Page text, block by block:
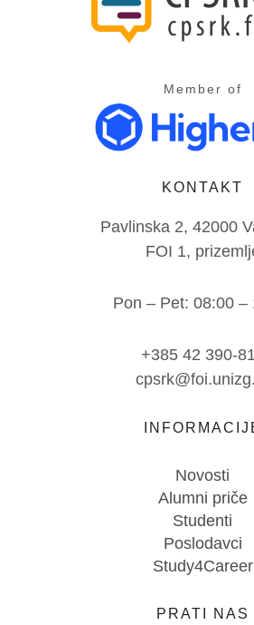
Member of
KONTAKT
Pavlinska 2, 42000
FOI 1,
Pon – Pet: 08:00 –
+385 42 390-
Novosti
Alumni priče
Studenti
Poslodavci
Study4Career
PRATI NAS